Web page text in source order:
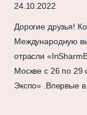
24.10.2022
Дорогие друзья!
Международную
отрасли
Москве c 26 по 29
Экспо» .Впервые в